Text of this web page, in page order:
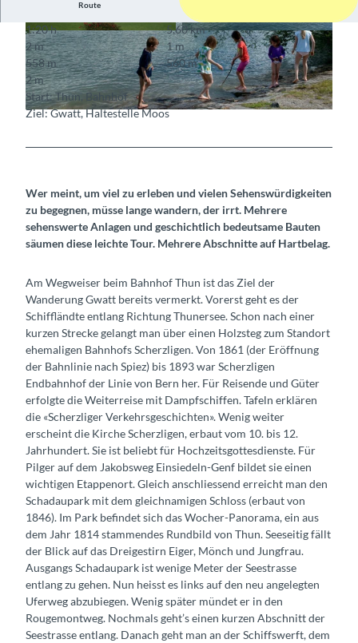
© stibus.ch
© Berner Wanderwege © Markus Schluep
Route
1:20 h
5,60 km
2 m
1 m
558 m
560 m
2 m
Start: Thun, Bahnhof
Ziel: Gwatt, Haltestelle Moos
Wer meint, um viel zu erleben und vielen Sehenswürdigkeiten
zu begegnen, müsse lange wandern, der irrt. Mehrere
sehenswerte Anlagen und geschichtlich bedeutsame Bauten
säumen diese leichte Tour. Mehrere Abschnitte auf Hartbelag.
Am Wegweiser beim Bahnhof Thun ist das Ziel der
Wanderung Gwatt bereits vermerkt. Vorerst geht es der
Schiffländte entlang Richtung Thunersee. Schon nach einer
kurzen Strecke gelangt man über einen Holzsteg zum Standort
ehemaligen Bahnhofs Scherzligen. Von 1861 (der Eröffnung
der Bahnlinie nach Spiez) bis 1893 war Scherzligen
Endbahnhof der Linie von Bern her. Für Reisende und Güter
erfolgte die Weiterreise mit Dampfschiffen. Tafeln erklären
die «Scherzliger Verkehrsgeschichten». Wenig weiter
erscheint die Kirche Scherzligen, erbaut vom 10. bis 12.
Jahrhundert. Sie ist beliebt für Hochzeitsgottesdienste. Für
Pilger auf dem Jakobsweg Einsiedeln-Genf bildet sie einen
wichtigen Etappenort. Gleich anschliessend erreicht man den
Schadaupark mit dem gleichnamigen Schloss (erbaut von
1846). Im Park befindet sich das Wocher-Panorama, ein aus
dem Jahr 1814 stammendes Rundbild von Thun. Seeseitig fällt
der Blick auf das Dreigestirn Eiger, Mönch und Jungfrau.
Ausgangs Schadaupark ist wenige Meter der Seestrasse
entlang zu gehen. Nun heisst es links auf den neu angelegten
Uferweg abzubiegen. Wenig später mündet er in den
Rougemontweg. Nochmals geht’s einen kurzen Abschnitt der
Seestrasse entlang. Danach geht man an der Schiffswerft, dem